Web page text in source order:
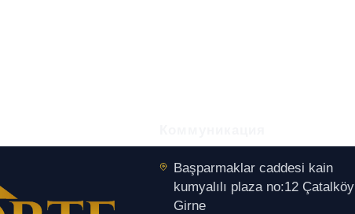
Başparmaklar caddesi kain
kumyalılı plaza no:12 Çatalköy
Girne